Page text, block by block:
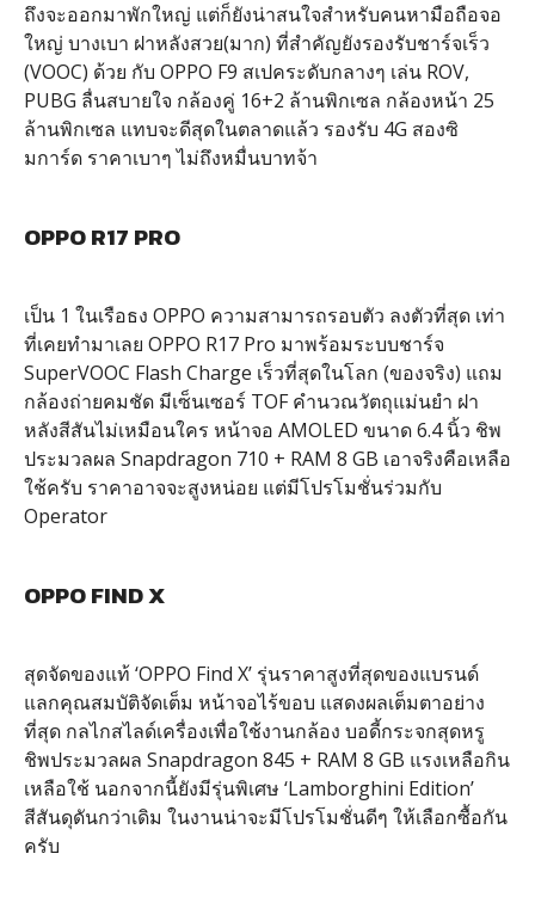
ถึงจะออกมาพักใหญ่ แต่ก็ยังน่าสนใจสำหรับคนหามือถือจอ
ใหญ่ บางเบา ฝาหลังสวย(มาก) ที่สำคัญยังรองรับชาร์จเร็ว
(VOOC) ด้วย กับ OPPO F9 สเปคระดับกลางๆ เล่น ROV,
PUBG ลื่นสบายใจ กล้องคู่ 16+2 ล้านพิกเซล กล้องหน้า 25
ล้านพิกเซล แทบจะดีสุดในตลาดแล้ว รองรับ 4G สองซิ
มการ์ด ราคาเบาๆ ไม่ถึงหมื่นบาทจ้า
OPPO R17 PRO
เป็น 1 ในเรือธง OPPO ความสามารถรอบตัว ลงตัวที่สุด เท่า
ที่เคยทำมาเลย OPPO R17 Pro มาพร้อมระบบชาร์จ
SuperVOOC Flash Charge เร็วที่สุดในโลก (ของจริง) แถม
กล้องถ่ายคมชัด มีเซ็นเซอร์ TOF คำนวณวัตถุแม่นยำ ฝา
หลังสีสันไม่เหมือนใคร หน้าจอ AMOLED ขนาด 6.4 นิ้ว ชิพ
ประมวลผล Snapdragon 710 + RAM 8 GB เอาจริงคือเหลือ
ใช้ครับ ราคาอาจจะสูงหน่อย แต่มีโปรโมชั่นร่วมกับ
Operator
OPPO FIND X
สุดจัดของแท้ ‘OPPO Find X’ รุ่นราคาสูงที่สุดของแบรนด์
แลกคุณสมบัติจัดเต็ม หน้าจอไร้ขอบ แสดงผลเต็มตาอย่าง
ที่สุด กลไกสไลด์เครื่องเพื่อใช้งานกล้อง บอดี้กระจกสุดหรู
ชิพประมวลผล Snapdragon 845 + RAM 8 GB แรงเหลือกิน
เหลือใช้ นอกจากนี้ยังมีรุ่นพิเศษ ‘Lamborghini Edition’
สีสันดุดันกว่าเดิม ในงานน่าจะมีโปรโมชั่นดีๆ ให้เลือกซื้อกัน
ครับ